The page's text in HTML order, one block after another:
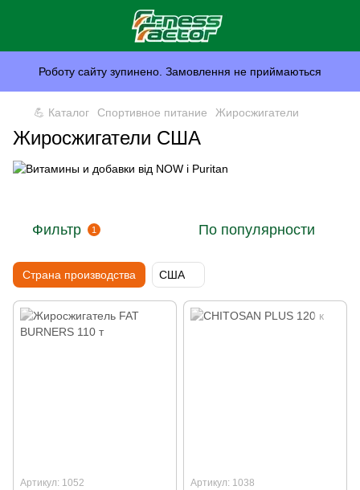
Роботу сайту зупинено. Замовлення не приймаються
💪 Каталог Спортивное питание Жиросжигатели
Жиросжигатели США
Фильтр 1 По популярности
Страна производства США
Артикул: 1052 Артикул: 1038